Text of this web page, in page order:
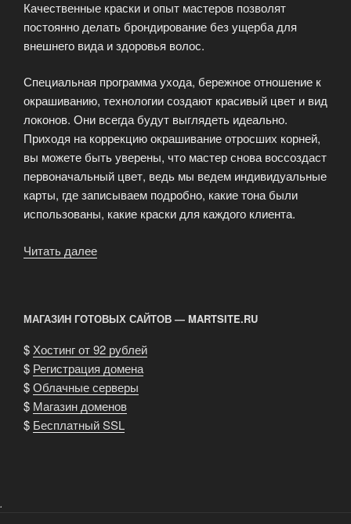
Качественные краски и опыт мастеров позволят
постоянно делать брондирование без ущерба для
внешнего вида и здоровья волос.
Специальная программа ухода, бережное отношение к
окрашиванию, технологии создают красивый цвет и вид
локонов. Они всегда будут выглядеть идеально.
Приходя на коррекцию окрашивание отросших корней,
вы можете быть уверены, что мастер снова воссоздаст
первоначальный цвет, ведь мы ведем индивидуальные
карты, где записываем подробно, какие тона были
использованы, какие краски для каждого клиента.
Читать далее
не
испортить
волосы»
МАГАЗИН ГОТОВЫХ САЙТОВ — MARTSITE.RU
$ Хостинг от 92 рублей
$ Регистрация домена
$Облачные серверы
$ Магазин доменов
$ Бесплатный SSL
.